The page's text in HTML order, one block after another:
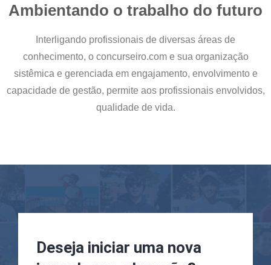
Ambientando o trabalho do futuro
Interligando profissionais de diversas áreas de
conhecimento, o concurseiro.com e sua organização
sistêmica e gerenciada em engajamento, envolvimento e
capacidade de gestão, permite aos profissionais envolvidos,
qualidade de vida.
Deseja iniciar uma nova